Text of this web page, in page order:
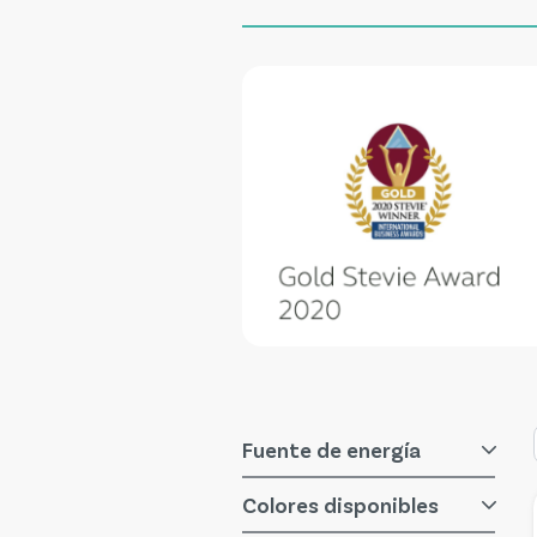
Saltar a la lista de
Fuente de energía
filtro
Colores disponibles